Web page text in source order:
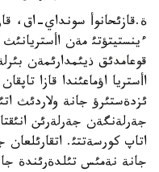
ة.قازئحانوأ سونداي-اق،
ءينستيتؤتئ مةن
قوعامدئق ذيئمدارئمةن
اأستريا اؤماعئندا قازا
ئزدةستئرؤ جانة ولاردئث
جةرلةنگةن جةرلةرئن
اتاپ كورسةتتئ. اتقارئلعان
جانة نةمئس تئلدةرئندة